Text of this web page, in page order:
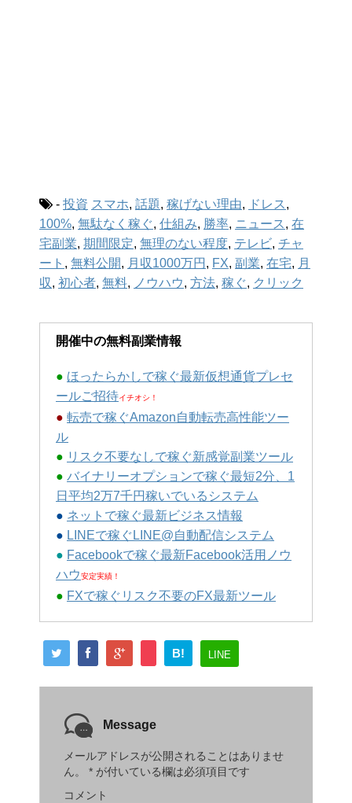
- 投資 スマホ, 話題, 稼げない理由, ドレス ,
100%, 無駄なく稼ぐ, 仕組み, 勝率, ニュース , 在
宅副業, 期間限定, 無理のない程度, テレビ, チャ
ート , 無料公開, 月収1000万円 , FX, 副業, 在宅, 月
収, 初心者, 無料, ノウハウ, 方法, 稼ぐ, クリック
開催中の無料副業情報
● ほったらかしで稼ぐ最新仮想通貨プレセ
ールご招待イチオシ！
● 転売で稼ぐAmazon自動転売高性能ツー
ル
● リスク不要なしで稼ぐ新感覚副業ツール
● バイナリーオプションで稼ぐ最短2分、1
日平均2万7千円稼いでいるシステム
● ネットで稼ぐ最新ビジネス情報
● LINEで稼ぐLINE@自動配信システム
● Facebookで稼ぐ最新Facebook活用ノウ
ハウ安定実績！
● FXで稼ぐリスク不要のFX最新ツール
B! LINE
Message
メールアドレスが公開されることはありませ
ん。
* が付いている欄は必須項目です
コメント